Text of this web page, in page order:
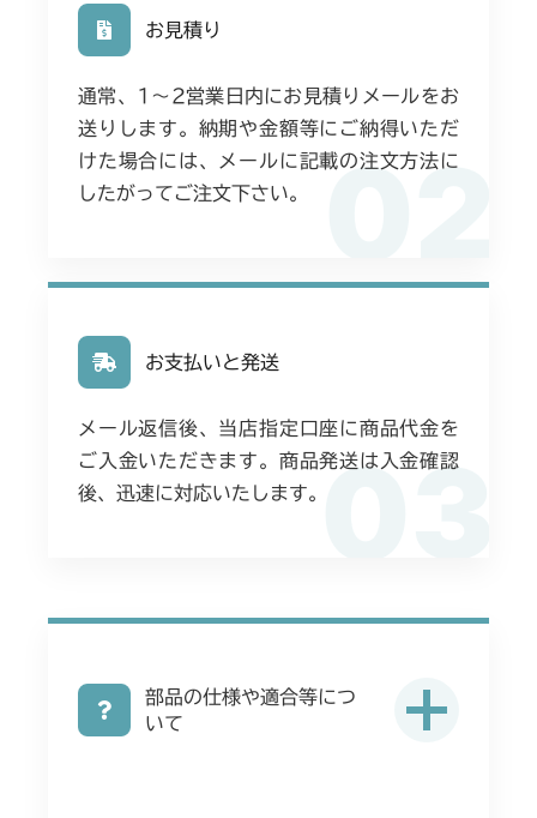
ミッション FIG1 ケース
CMX251
CMX253
ミッション FIG8 シフター
CMX1804
ミッション FIG8 シフター
CMX2202YC
CMX2202YCV/YCS
ミッション FIG8 シフター
CMX2402HC
ミッション FIG8 シフター
CMX2506RC
02
お見積り
通常、1〜2営業日内にお見積りメールをお
送りします。納期や金額等にご納得いただ
けた場合には、メールに記載の注文方法に
したがってご注文下さい。
03
お支払いと発送
メール返信後、当店指定口座に商品代金を
ご入金いただきます。商品発送は入金確認
後、迅速に対応いたします。
部品の仕様や適合等につ
いて